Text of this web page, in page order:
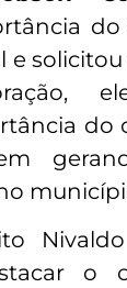
e
do
o